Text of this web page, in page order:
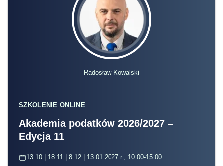
Radosław Kowalski
SZKOLENIE ONLINE
Akademia podatków 2026/2027 –
Edycja 11
13.10 | 18.11 | 8.12 | 13.01.2027 r., 10:00-15:00